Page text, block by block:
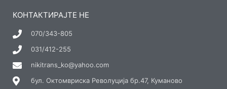
КОНТАКТИРАЈТЕ НЕ
070/343-805
031/412-255
nikitrans_ko@yahoo.com
бул. Октомвриска Револуција бр.47, Куманово